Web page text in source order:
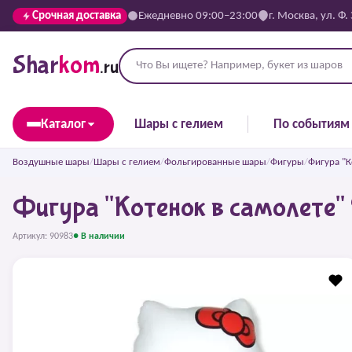
Срочная доставка Ежедневно 09:00–23:00 г. Москва, ул. Ф.
Sharkom.ru
Каталог Шары с гелием По событиям
Воздушные шары/Шары с гелием/Фольгированные шары/Фигуры/Фигура
Фигура "Котенок в самолете"
Артикул: 90983● В наличии